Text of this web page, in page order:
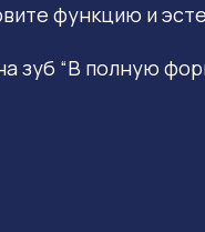
функцию и
зуб “В полную